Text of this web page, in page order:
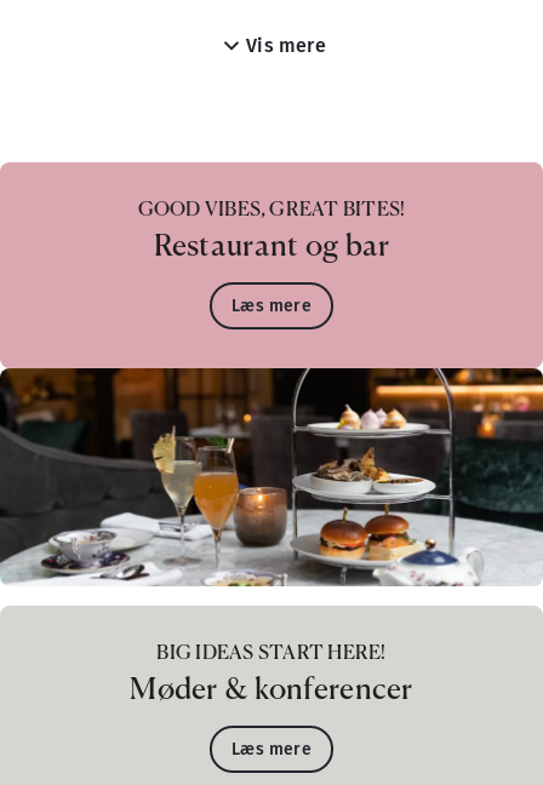
Vis mere
GOOD VIBES, GREAT BITES!
Restaurant og bar
Læs mere
BIG IDEAS START HERE!
Møder & konferencer
Læs mere
Vores lækre morgenmadsbuffet serveres i Grand Café, der
MORGENMAD
Mandag-Fredag: 06:30-10:00